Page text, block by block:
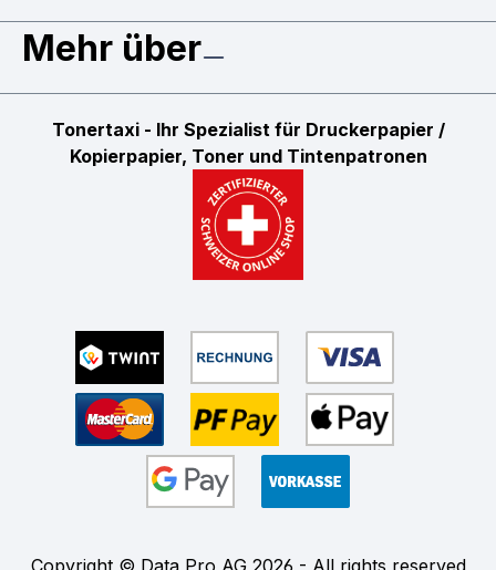
Mehr über
Tonertaxi - Ihr Spezialist für Druckerpapier /
Kopierpapier, Toner und Tintenpatronen